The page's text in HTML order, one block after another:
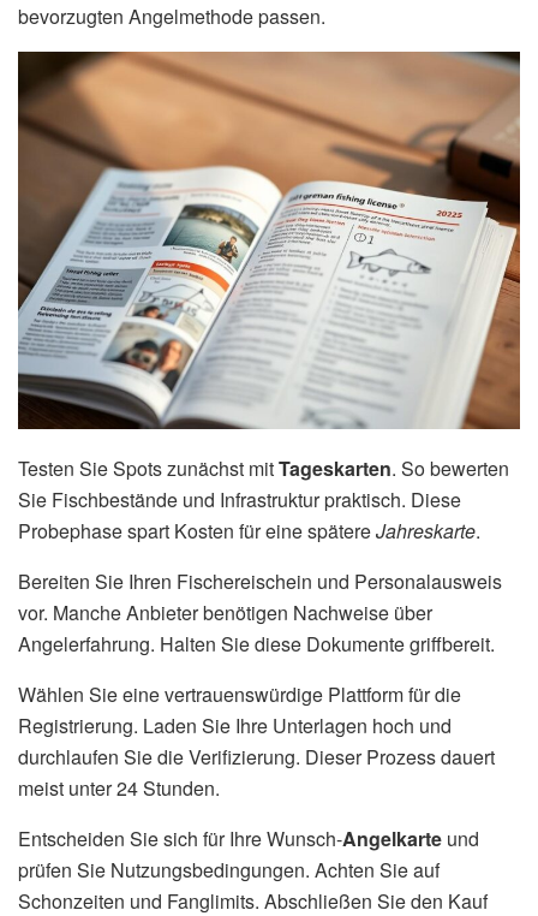
bevorzugten Angelmethode passen.
Testen Sie Spots zunächst mitTageskarten. So bewerten
Sie Fischbestände und Infrastruktur praktisch. Diese
Probephase spart Kosten für eine spätereJahreskarte.
Bereiten Sie Ihren Fischereischein und Personalausweis
vor. Manche Anbieter benötigen Nachweise über
Angelerfahrung. Halten Sie diese Dokumente griffbereit.
Wählen Sie eine vertrauenswürdige Plattform für die
Registrierung. Laden Sie Ihre Unterlagen hoch und
durchlaufen Sie die Verifizierung. Dieser Prozess dauert
meist unter 24 Stunden.
Entscheiden Sie sich für Ihre Wunsch-Angelkarte und
prüfen Sie Nutzungsbedingungen. Achten Sie auf
Schonzeiten und Fanglimits. Abschließen Sie den Kauf